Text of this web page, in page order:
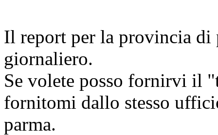
Il report per la provincia di
giornaliero.
Se volete posso fornirvi il
fornitomi dallo stesso
parma.